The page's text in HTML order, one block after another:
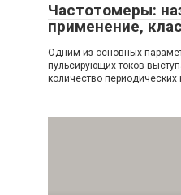
Частотомеры:
применение,
Одним из основных
пульсирующих токов
количество периодических